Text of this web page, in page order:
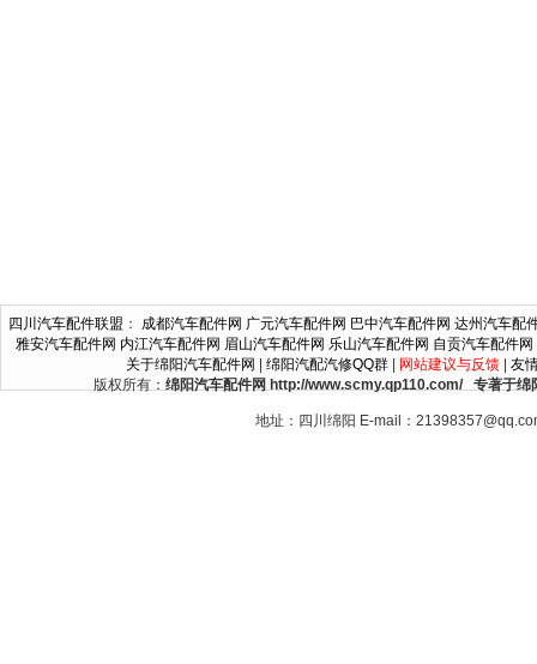
四川汽车配件联盟 ： 成都汽车配件网 广元汽车配件网 巴中汽车配件网 达州汽车配
雅安汽车配件网 内江汽车配件网 眉山汽车配件网 乐山汽车配件网 自贡汽车配件网
关于绵阳汽车配件网
绵阳汽配汽修QQ群| 网站建议与反馈| 友
版权所有： 绵阳汽车配件网 http://www.scmy.qp110.com/ 专著于绵
地址：四川绵阳 E-mail：